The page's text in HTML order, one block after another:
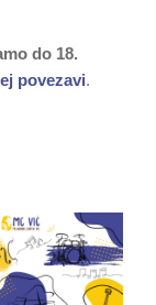
do 18.
povezavi.